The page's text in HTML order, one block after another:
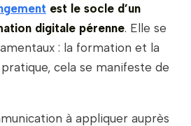
est le socle d’un
digitale pérenne. Elle se
: la formation et la
cela se manifeste de
à appliquer auprès